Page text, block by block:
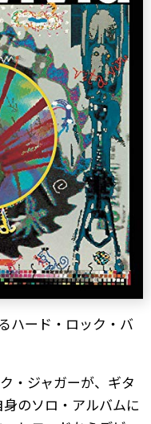
ハード・ロック・バ
・ジャガーが、ギタ
のソロ・アルバムに